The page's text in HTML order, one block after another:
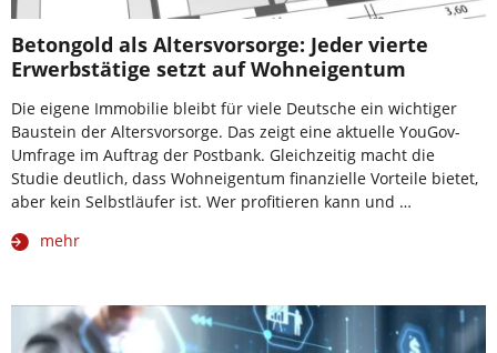
Betongold als Altersvorsorge: Jeder vierte
Erwerbstätige setzt auf Wohneigentum
Die eigene Immobilie bleibt für viele Deutsche ein wichtiger
Baustein der Altersvorsorge. Das zeigt eine aktuelle YouGov-
Umfrage im Auftrag der Postbank. Gleichzeitig macht die
Studie deutlich, dass Wohneigentum finanzielle Vorteile bietet,
aber kein Selbstläufer ist. Wer profitieren kann und …
mehr